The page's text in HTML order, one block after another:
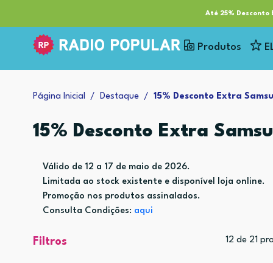
Até 25% Desconto
Serviços
Produtos
Página Inicial Destaque 15% Desconto Extra
15% Desconto Extra
Válido de 12 a 17 de maio de 2026.
Limitada ao stock existente e disponível loja online.
Promoção nos produtos assinalados.
Consulta Condições: aqui
Filtros 12 de 21